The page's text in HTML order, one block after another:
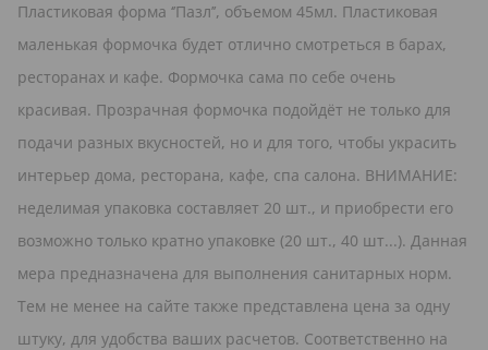
Пластиковая форма ‘’Пазл’’, объемом 45мл. Пластиковая
маленькая формочка будет отлично смотреться в барах,
ресторанах и кафе. Формочка сама по себе очень
красивая. Прозрачная формочка подойдёт не только для
подачи разных вкусностей, но и для того, чтобы украсить
интерьер дома, ресторана, кафе, спа салона. ВНИМАНИЕ:
неделимая упаковка составляет 20 шт., и приобрести его
возможно только кратно упаковке (20 шт., 40 шт...). Данная
мера предназначена для выполнения санитарных норм.
Тем не менее на сайте также представлена цена за одну
штуку, для удобства ваших расчетов. Соответственно на